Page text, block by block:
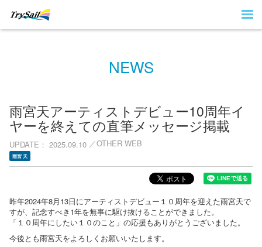
NEWS
雨宮天アーティストデビュー10周年イ
ヤーを終えての直筆メッセージ掲載
UPDATE 2025.09.10 OTHER WEB
雨宮 天
昨年2024年8月13日にアーティストデビュー１０周年を迎えた雨宮天で
すが、記念すべき1年を無事に駆け抜けることができました。
「１０周年にしたい１０のこと」の応援もありがとうございました。
今後とも雨宮天をよろしくお願いいたします。